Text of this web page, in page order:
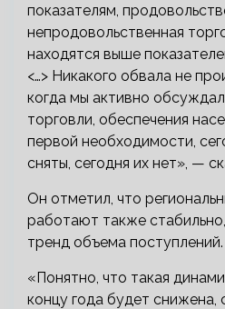
показателям,
непродовольственная
находятся выше
<…> Никакого обвала не
когда мы активно
торговли, обеспечения
первой необходимости,
сняты, сегодня их нет», —
Он отметил, что
работают также
тренд объема поступлений.
«Понятно, что такая
концу года будет снижена,